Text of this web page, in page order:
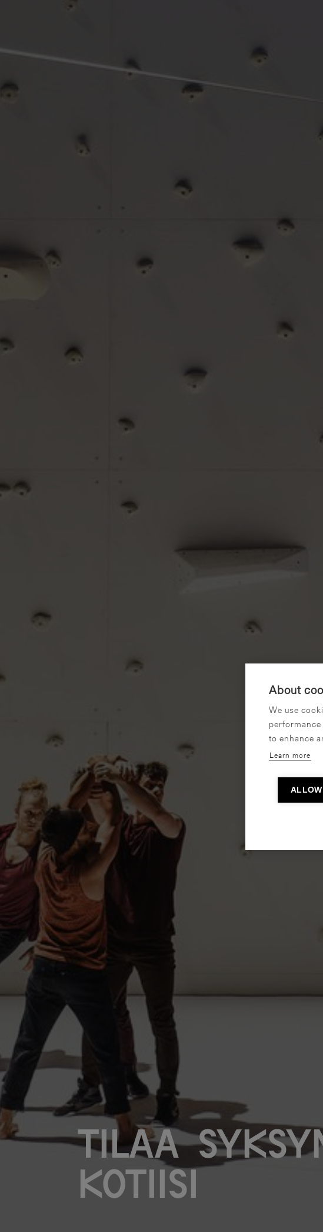
About
We use
to enhance
Learn more
Tilaa
kotiisi